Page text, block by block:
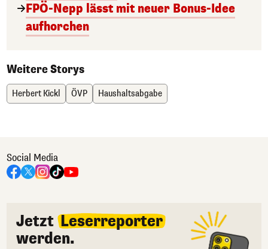
FPÖ-Nepp lässt mit neuer Bonus-Idee
aufhorchen
Weitere Storys
Herbert Kickl ÖVP Haushaltsabgabe
Social Media
Jetzt Leserreporter
werden.